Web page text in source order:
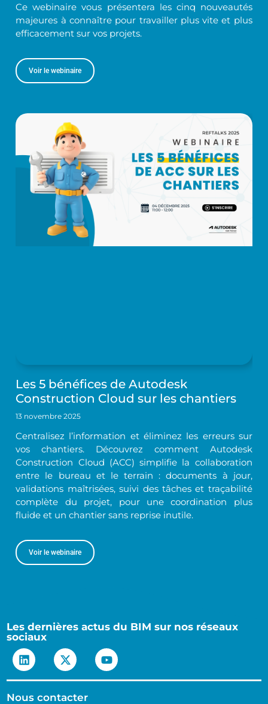
Ce webinaire vous présentera les cinq nouveautés
majeures à connaître pour travailler plus vite et plus
efficacement sur vos projets.
Voir le webinaire
Les 5 bénéfices de Autodesk
Construction Cloud sur les chantiers
13 novembre 2025
Centralisez l’information et éliminez les erreurs sur
vos chantiers. Découvrez comment Autodesk
Construction Cloud (ACC) simplifie la collaboration
entre le bureau et le terrain : documents à jour,
validations maîtrisées, suivi des tâches et traçabilité
complète du projet, pour une coordination plus
fluide et un chantier sans reprise inutile.
Voir le webinaire
Les dernières actus du BIM sur nos réseaux
sociaux
Nous contacter